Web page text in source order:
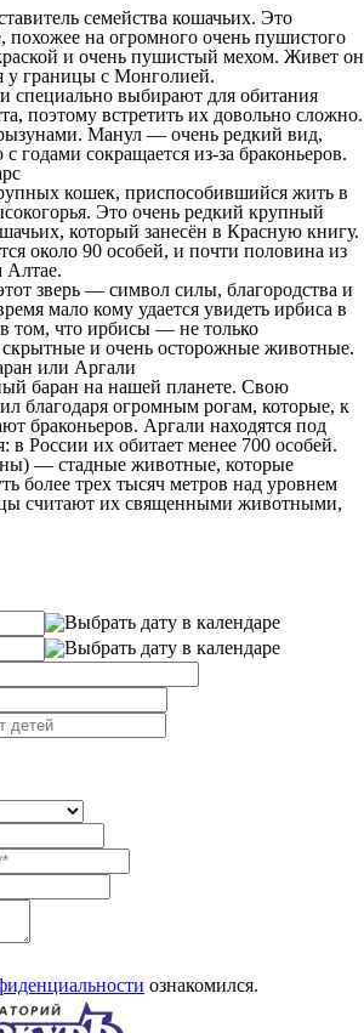
семейства кошачьих. Это
похожее на огромного очень пушистого
и очень пушистый мехом. Живет он
у границы с Монголией.
специально выбирают для обитания
поэтому встретить их довольно сложно.
Манул — очень редкий вид,
с годами сокращается из-за браконьеров.
кошек, приспособившийся жить в
Это очень редкий крупный
который занесён в Красную книгу.
около 90 особей, и почти половина из
Алтае.
зверь — символ силы, благородства и
мало кому удается увидеть ирбиса в
том, что ирбисы — не только
и очень осторожные животные.
или Аргали
баран на нашей планете. Свою
благодаря огромным рогам, которые, к
браконьеров. Аргали находятся под
в России их обитает менее 700 особей.
— стадные животные, которые
более трех тысяч метров над уровнем
считают их священными животными,
ознакомился.